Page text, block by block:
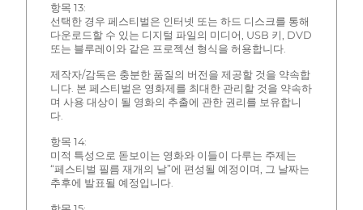
항목 13:
선택한 경우 페스티벌은 인터넷 또는 하드 디스크를 통해
다운로드할 수 있는 디지털 파일의 미디어, USB 키, DVD
또는 블루레이와 같은 프로젝션 형식을 허용합니다.
제작자/감독은 충분한 품질의 버전을 제공할 것을 약속합
니다. 본 페스티벌은 영화제를 최대한 관리할 것을 약속하
며 사용 대상이 될 영화의 추출에 관한 권리를 보유합니
다.
항목 14:
미적 특성으로 돋보이는 영화와 이들이 다루는 주제는
“페스티벌 필름 재개의 날”에 편성될 예정이며, 그 날짜는
추후에 발표될 예정입니다.